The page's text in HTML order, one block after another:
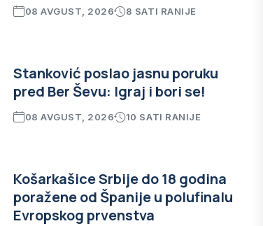
08 AVGUST, 2026 8 SATI RANIJE
Stanković poslao jasnu poruku
pred Ber Ševu: Igraj i bori se!
08 AVGUST, 2026 10 SATI RANIJE
Košarkašice Srbije do 18 godina
poražene od Španije u polufinalu
Evropskog prvenstva